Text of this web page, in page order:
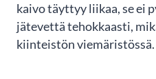
kaivo täyttyy liikaa, se ei
jätevettä tehokkaasti,
kiinteistön viemäristössä.
heidät suorittamaan
sukituksen. Heidän
kokonaisuudessaan...